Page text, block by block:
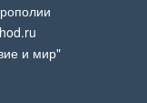
и мир"